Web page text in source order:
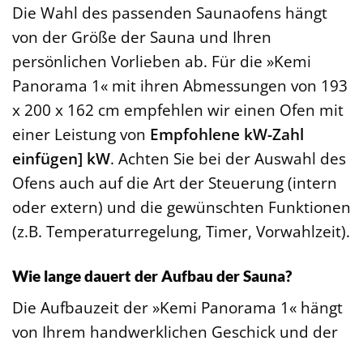
Die Wahl des passenden Saunaofens hängt
von der Größe der Sauna und Ihren
persönlichen Vorlieben ab. Für die »Kemi
Panorama 1« mit ihren Abmessungen von 193
x 200 x 162 cm empfehlen wir einen Ofen mit
einer Leistung von Empfohlene kW-Zahl
einfügen] kW. Achten Sie bei der Auswahl des
Ofens auch auf die Art der Steuerung (intern
oder extern) und die gewünschten Funktionen
(z.B. Temperaturregelung, Timer, Vorwahlzeit).
Wie lange dauert der Aufbau der Sauna?
Die Aufbauzeit der »Kemi Panorama 1« hängt
von Ihrem handwerklichen Geschick und der